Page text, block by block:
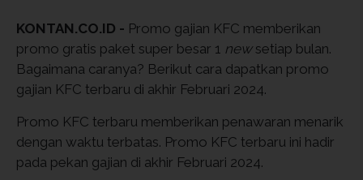
KONTAN.CO.ID - Promo gajian KFC memberikan
promo gratis paket super besar 1 new setiap bulan.
Bagaimana caranya? Berikut cara dapatkan promo
gajian KFC terbaru di akhir Februari 2024.
Promo KFC terbaru memberikan penawaran menarik
dengan waktu terbatas. Promo KFC terbaru ini hadir
pada pekan gajian di akhir Februari 2024.